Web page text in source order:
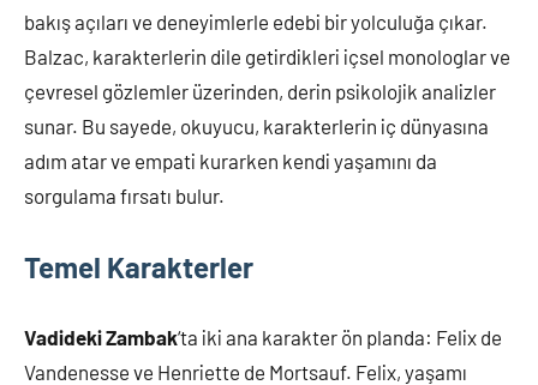
bakış açıları ve deneyimlerle edebi bir yolculuğa çıkar.
Balzac, karakterlerin dile getirdikleri içsel monologlar ve
çevresel gözlemler üzerinden, derin psikolojik analizler
sunar. Bu sayede, okuyucu, karakterlerin iç dünyasına
adım atar ve empati kurarken kendi yaşamını da
sorgulama fırsatı bulur.
Temel Karakterler
Vadideki Zambak‘ta iki ana karakter ön planda: Felix de
Vandenesse ve Henriette de Mortsauf. Felix, yaşamı